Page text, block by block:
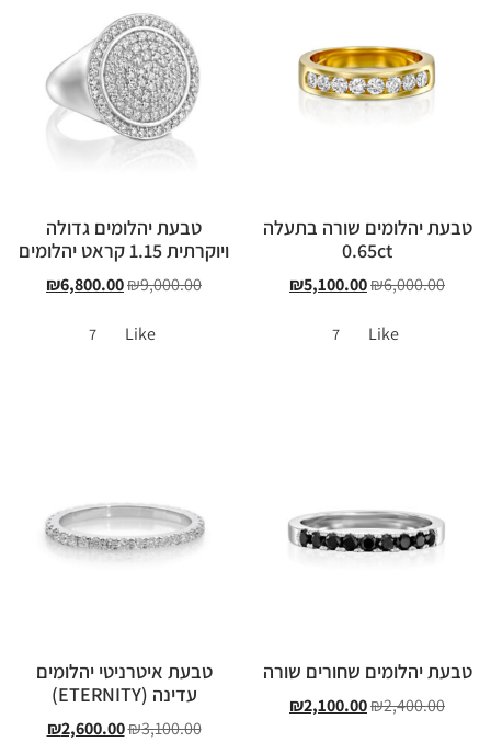
טבעת יהלומים שורה בתעלה
0.65ct
₪6,000.00
₪5,100.00
Like
7
טבעת יהלומים גדולה
ויוקרתית 1.15 קראט יהלומים
₪9,000.00
₪6,800.00
Like
7
טבעת יהלומים שחורים שורה
₪2,400.00
₪2,100.00
טבעת איטרניטי יהלומים
עדינה (ETERNITY)
₪3,100.00
₪2,600.00